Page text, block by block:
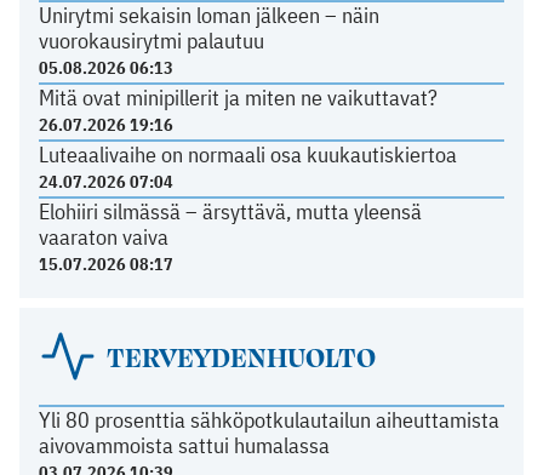
Unirytmi sekaisin loman jälkeen – näin
vuorokausirytmi palautuu
05.08.2026 06:13
Mitä ovat minipillerit ja miten ne vaikuttavat?
26.07.2026 19:16
Luteaalivaihe on normaali osa kuukautiskiertoa
24.07.2026 07:04
Elohiiri silmässä – ärsyttävä, mutta yleensä
vaaraton vaiva
15.07.2026 08:17
TERVEYDENHUOLTO
Yli 80 prosenttia sähköpotkulautailun aiheuttamista
aivovammoista sattui humalassa